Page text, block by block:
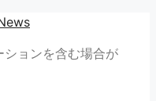
ョンを含む場合が